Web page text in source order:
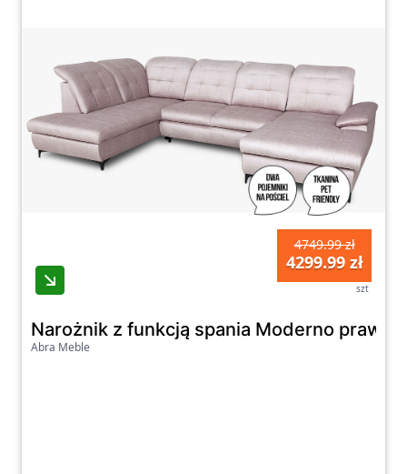
4749.99 zł
4299.99 zł
szt
Narożnik z funkcją spania Moderno prawy
Abra Meble